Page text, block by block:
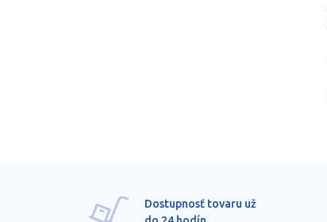
Dostupnosť tovaru už